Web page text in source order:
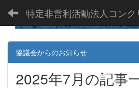
協議会からのお知らせ
2025年7月の記事